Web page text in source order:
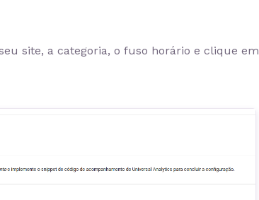
site, a categoria, o fuso horário e clique em